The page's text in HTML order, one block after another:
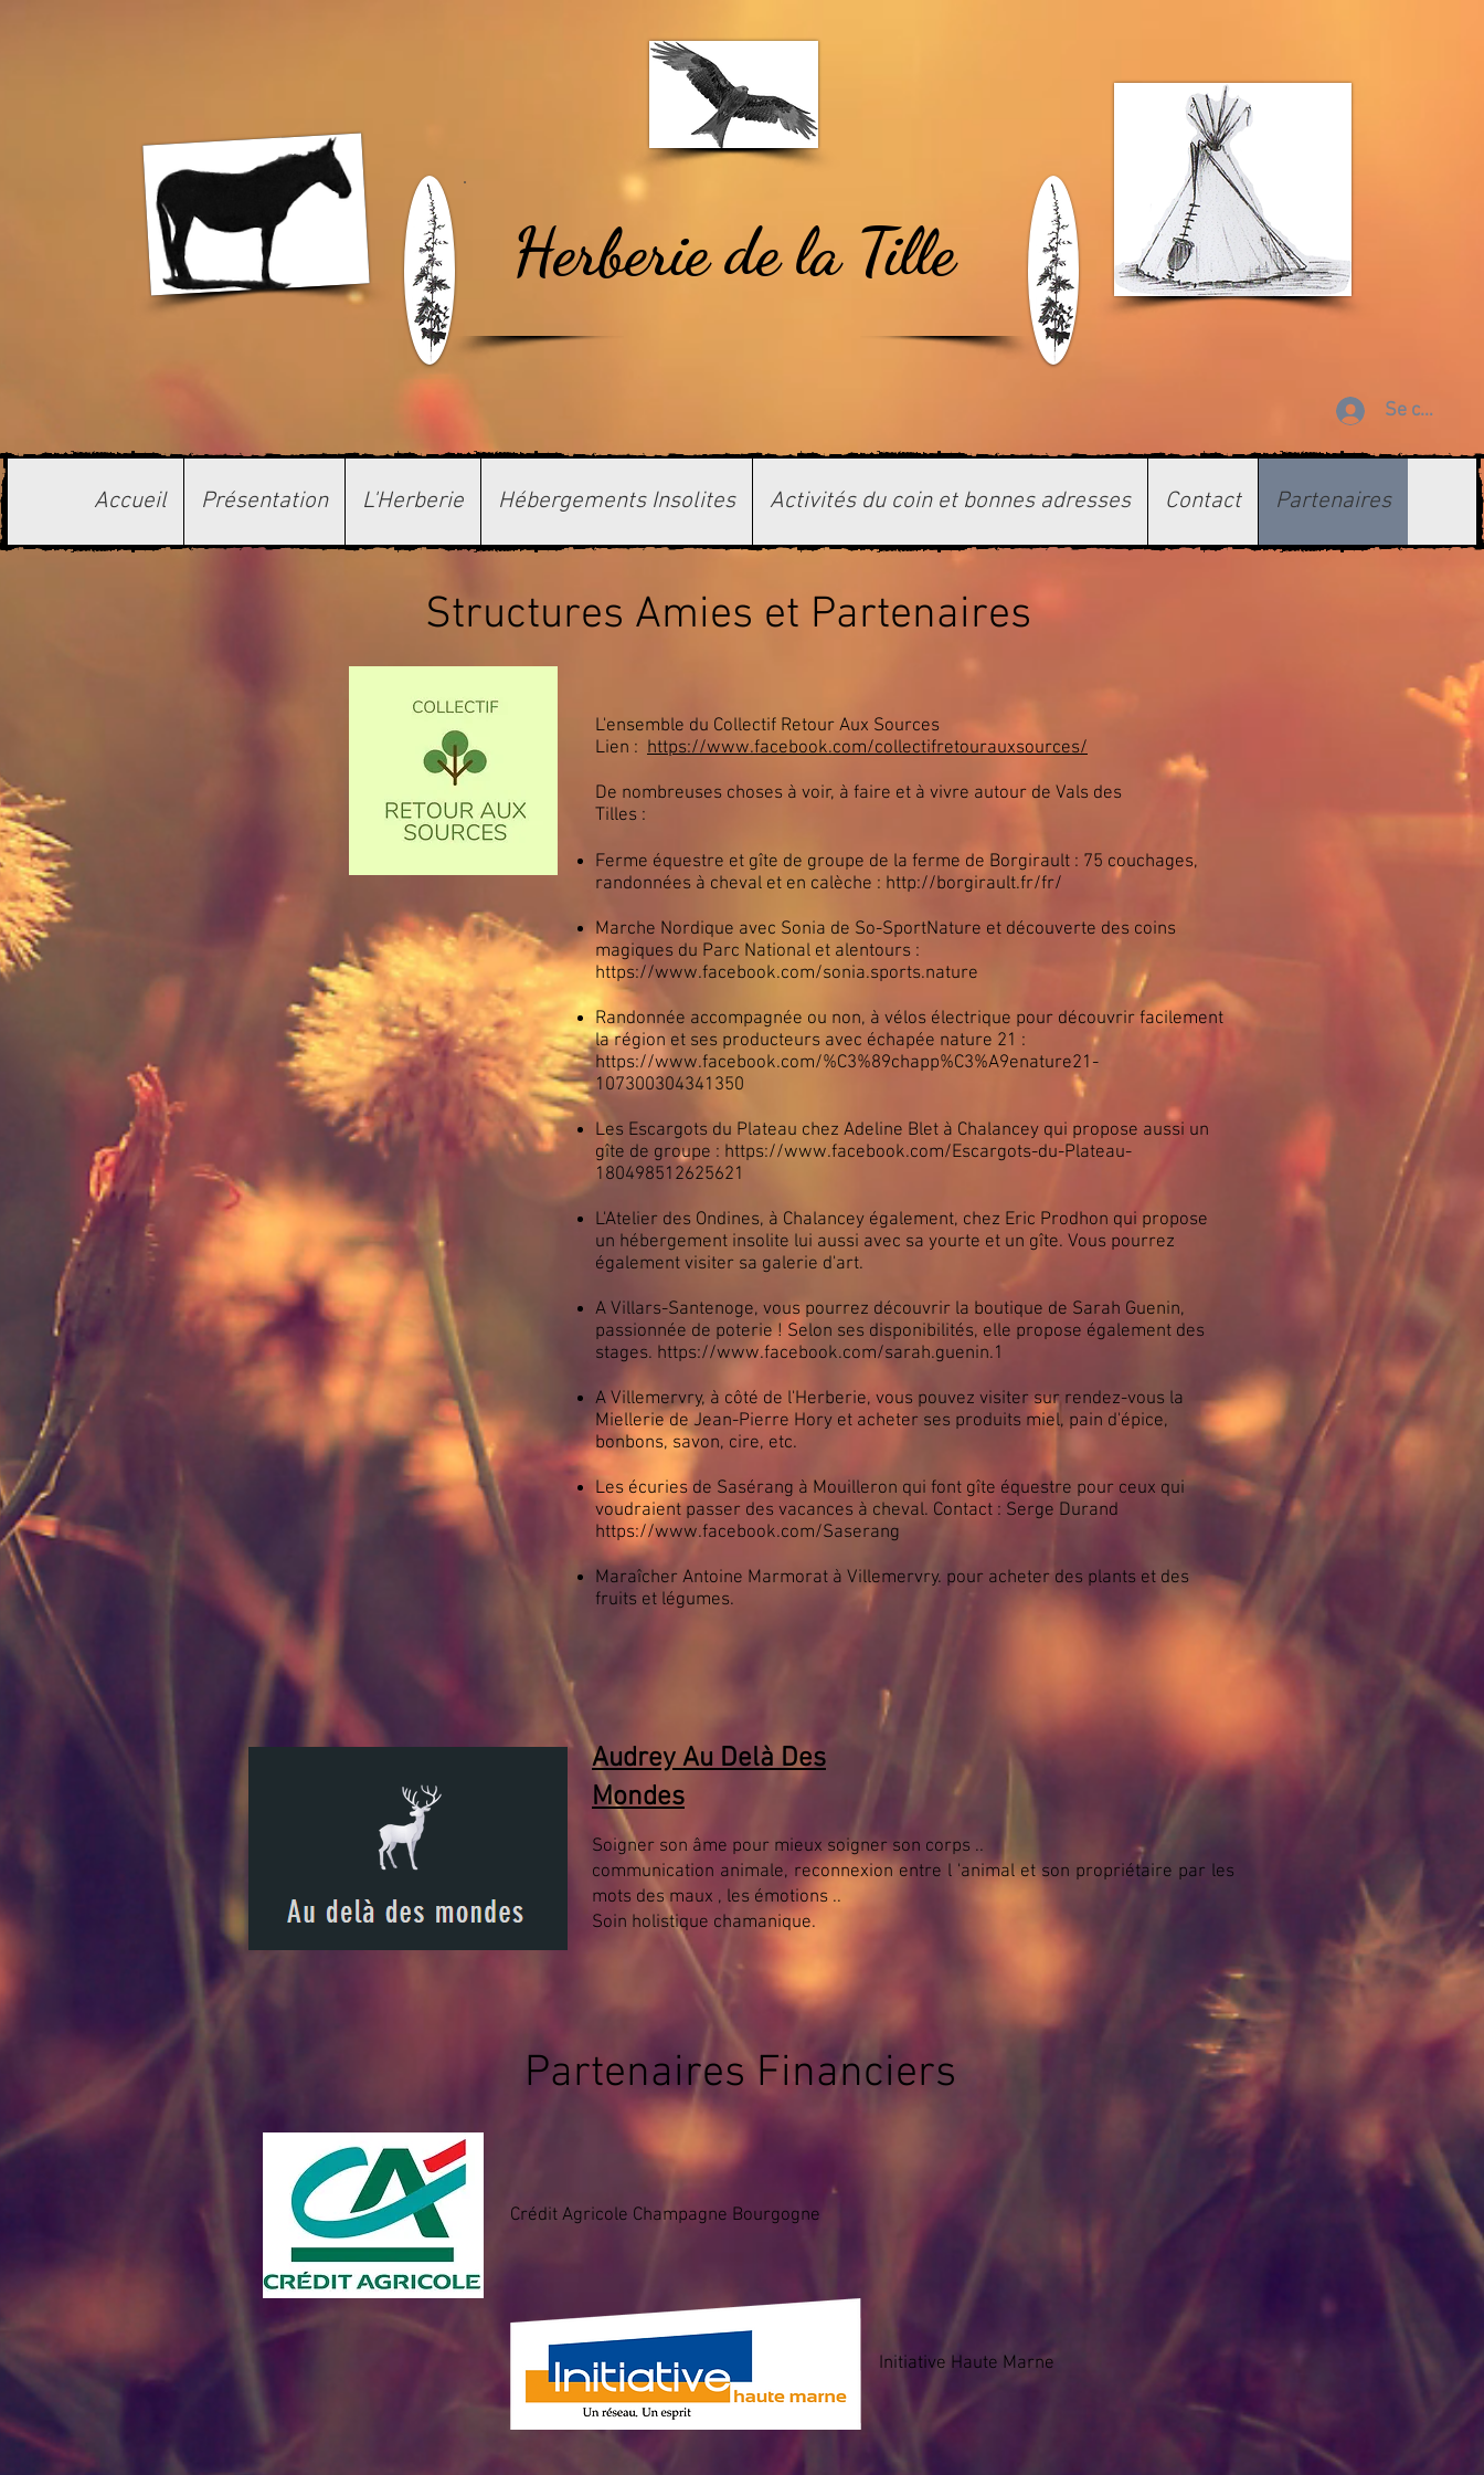
Herberie de la Tille
Se
Accueil Présentation L'Herberie Hébergements Insolites Activités du coin et bonnes adresses Contact Partenaires
Structures Amies et Partenaires
L'ensemble du Collectif Retour Aux Sources
Lien : https://www.facebook.com/collectifretourauxsources/
De nombreuses choses à voir, à faire et à vivre autour de Vals des
Tilles :
Ferme équestre et gîte de groupe de la ferme de Borgirault : 75 couchages,
randonnées à cheval et en calèche : http://borgirault.fr/fr/
Marche Nordique avec Sonia de So-SportNature et découverte des coins
magiques du Parc National et alentours :
https://www.facebook.com/sonia.sports.nature
Randonnée accompagnée ou non, à vélos électrique pour découvrir facilement
la région et ses producteurs avec échapée nature 21 :
https://www.facebook.com/%C3%89chapp%C3%A9enature21-
107300304341350
Les Escargots du Plateau chez Adeline Blet à Chalancey qui propose aussi un
gîte de groupe : https://www.facebook.com/Escargots-du-Plateau-
180498512625621
L'Atelier des Ondines, à Chalancey également, chez Eric Prodhon qui propose
un hébergement insolite lui aussi avec sa yourte et un gîte. Vous pourrez
également visiter sa galerie d'art.
A Villars-Santenoge, vous pourrez découvrir la boutique de Sarah Guenin,
passionnée de poterie ! Selon ses disponibilités, elle propose également des
stages. https://www.facebook.com/sarah.guenin.1
A Villemervry, à côté de l'Herberie, vous pouvez visiter sur rendez-vous la
Miellerie de Jean-Pierre Hory et acheter ses produits miel, pain d'épice,
bonbons, savon, cire, etc.
Les écuries de Sasérang à Mouilleron qui font gîte équestre pour ceux qui
voudraient passer des vacances à cheval. Contact : Serge Durand
https://www.facebook.com/Saserang
Maraîcher Antoine Marmorat à Villemervry. pour acheter des plants et des
fruits et légumes.
Audrey Au Delà Des
Mondes
Soigner son âme pour mieux soigner son corps ..
communication animale, reconnexion entre l 'animal et son propriétaire par les
mots des maux , les émotions ..
Soin holistique chamanique.
Partenaires Financiers
Crédit Agricole Champagne Bourgogne
Initiative Haute Marne